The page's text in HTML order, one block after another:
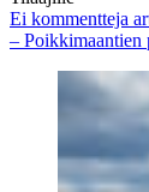
Ei kommentteja
– Poikkimaantien